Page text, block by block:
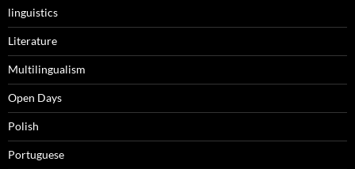
linguistics
Literature
Multilingualism
Open Days
Polish
Portuguese